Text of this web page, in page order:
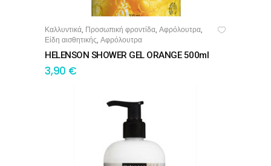
ΠΡΟΣΘΉΚΗ ΣΤΟ ΚΑΛΆΘΙ
Καλλυντικά, Προσωπική φροντίδα, Αφρόλουτρα,
Είδη αισθητικής, Αφρόλουτρα
HELENSON SHOWER GEL ORANGE 500ml
3,90 €